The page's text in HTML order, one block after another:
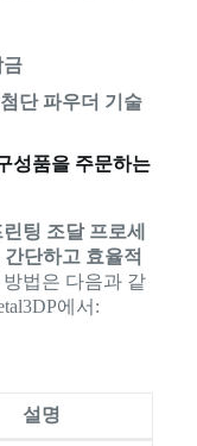
금
단 파우더 기술
성품을 주문하는
팅 조달 프로세
간단하고 효율적
법은 다음과 같
에서:
설명